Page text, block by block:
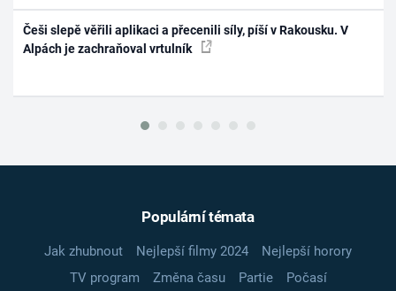
Češi slepě věřili aplikaci a přecenili síly, píší v Rakousku. V
Alpách je zachraňoval vrtulník
Populární témata
Jak zhubnout Nejlepší filmy 2024
Nejlepší horory
TV program
Změna času Partie
Počasí